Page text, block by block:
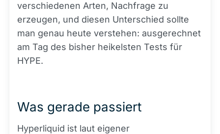
verschiedenen Arten, Nachfrage zu
erzeugen, und diesen Unterschied sollte
man genau heute verstehen: ausgerechnet
am Tag des bisher heikelsten Tests für
HYPE.
Was gerade passiert
Hyperliquid ist laut eigener